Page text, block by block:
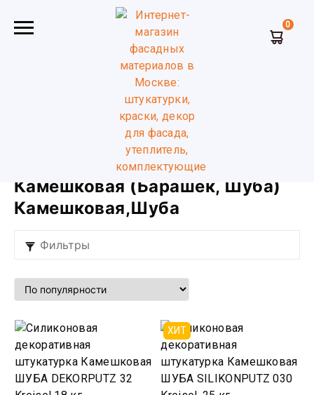
0
Декоративная штукатурка
Камешковая шуба
Камешковая (Барашек, Шуба)
Камешковая,Шуба
Фильтры
ХИТ